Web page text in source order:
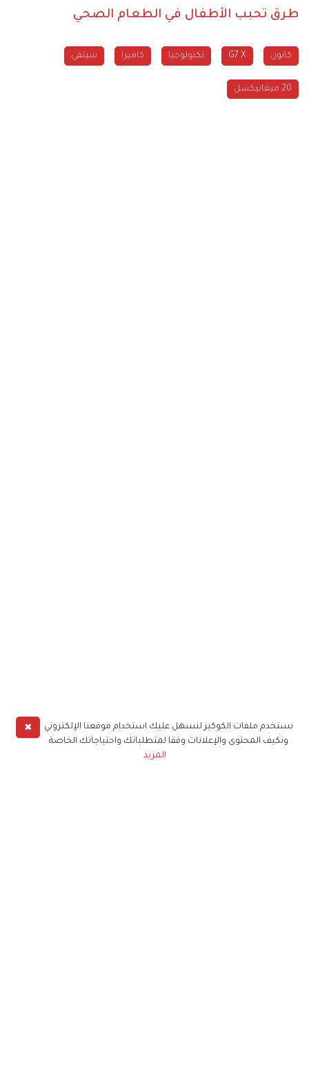
طرق تحبب الأطفال في الطعام الصحي
كانون G7 X تكنولوجيا كاميرا سيلفي
20 ميغابيكسل
✖
نستخدم ملفات الكوكيز لنسهل عليك استخدام موقعنا الإلكتروني
ونكيف المحتوى والإعلانات وفقا لمتطلباتك واحتياجاتك الخاصة
المزيد